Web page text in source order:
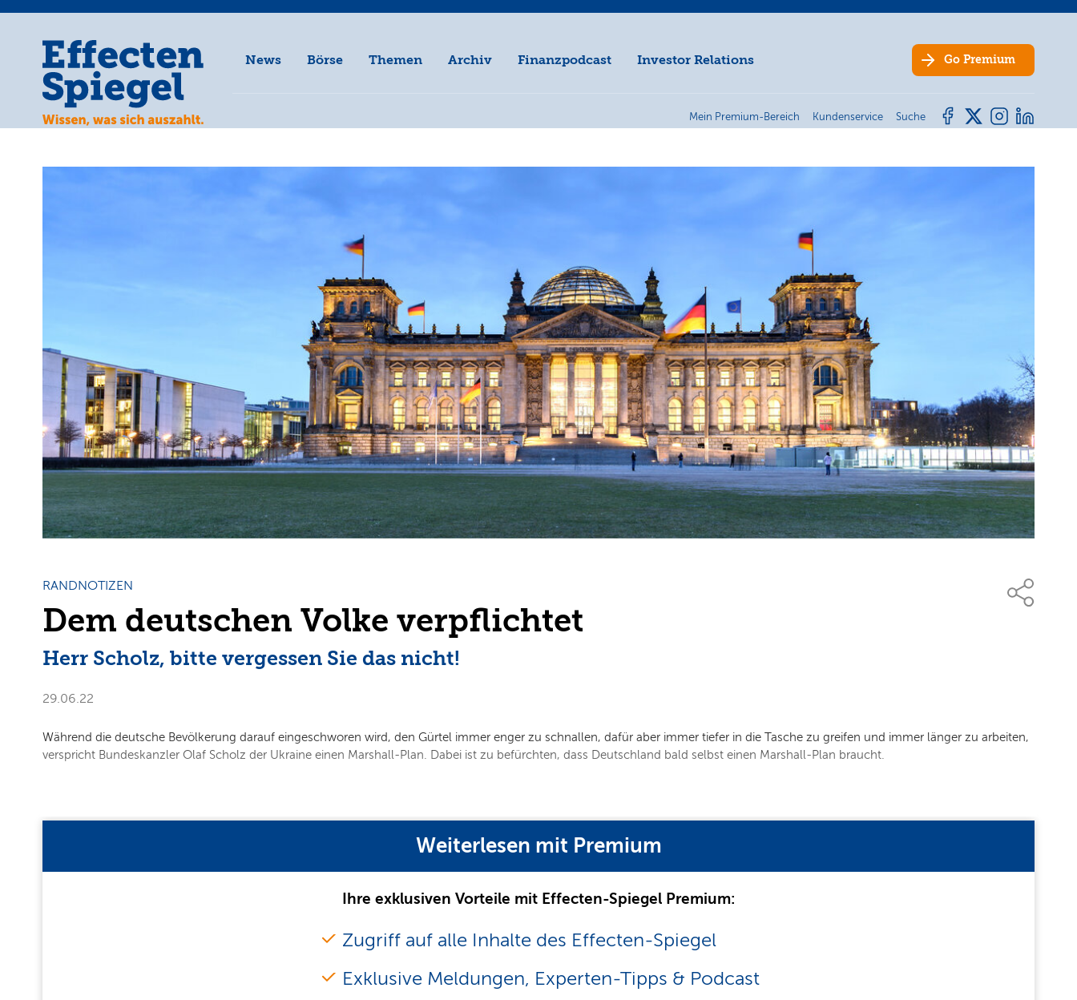
News Börse Themen Archiv Finanzpodcast Investor Relations Go Premium
Mein Premium-Bereich Kundenservice Suche
RANDNOTIZEN
Dem deutschen Volke verpflichtet
Herr Scholz, bitte vergessen Sie das nicht!
29.06.22
Während die deutsche Bevölkerung darauf eingeschworen wird, den Gürtel immer enger zu schnallen, dafür aber immer tiefer in die Tasche zu greifen und immer länger zu arbeiten,
verspricht Bundeskanzler Olaf Scholz der Ukraine einen Marshall-Plan. Dabei ist zu befürchten, dass Deutschland bald selbst einen Marshall-Plan braucht.
Weiterlesen mit Premium
Ihre exklusiven Vorteile mit Effecten-Spiegel Premium:
Zugriff auf alle Inhalte des Effecten-Spiegel
Exklusive Meldungen, Experten-Tipps & Podcast